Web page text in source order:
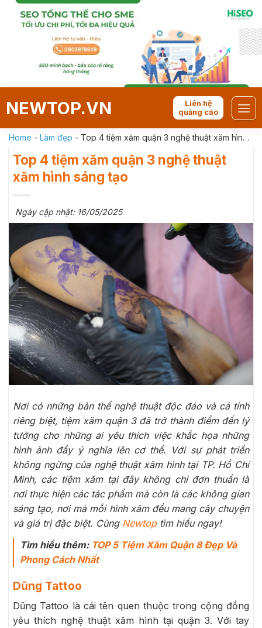
Skip
NEWTOP.VN
Liên hệ
quảng cáo
Home - Làm đẹp - Top 4 tiệm xăm quận 3 nghệ thuật xăm hình
Top 4 tiệm xăm quận 3 nghệ thuật
xăm hình sáng tạo
Ngày cập nhật: 16/05/2025
Nơi có những bản thể nghệ thuật độc đáo và cá tính
riêng biệt, tiệm xăm quận 3 đã trở thành điểm đến lý
tưởng cho những ai yêu thích việc khắc họa những
hình ảnh đầy ý nghĩa lên cơ thể. Với sự phát triển
không ngừng của nghệ thuật xăm hình tại TP. Hồ Chí
Minh, các tiệm xăm tại đây không chỉ đơn thuần là
nơi thực hiện các tác phẩm mà còn là các không gian
sáng tạo, nơi mà mỗi hình xăm đều mang cây chuyện
và giá trị đặc biệt. Cùng Newtoptìm hiểu ngay!
Tìm hiểu thêm: TOP 5 Tiệm Xăm Quận 8 Đẹp Và
Phong Cách Nhất
Dũng Tattoo
Dũng Tattoo là cái tên quen thuộc trong cộng đồng
yêu thích nghệ thuật xăm hình tại quận 3. Với tay